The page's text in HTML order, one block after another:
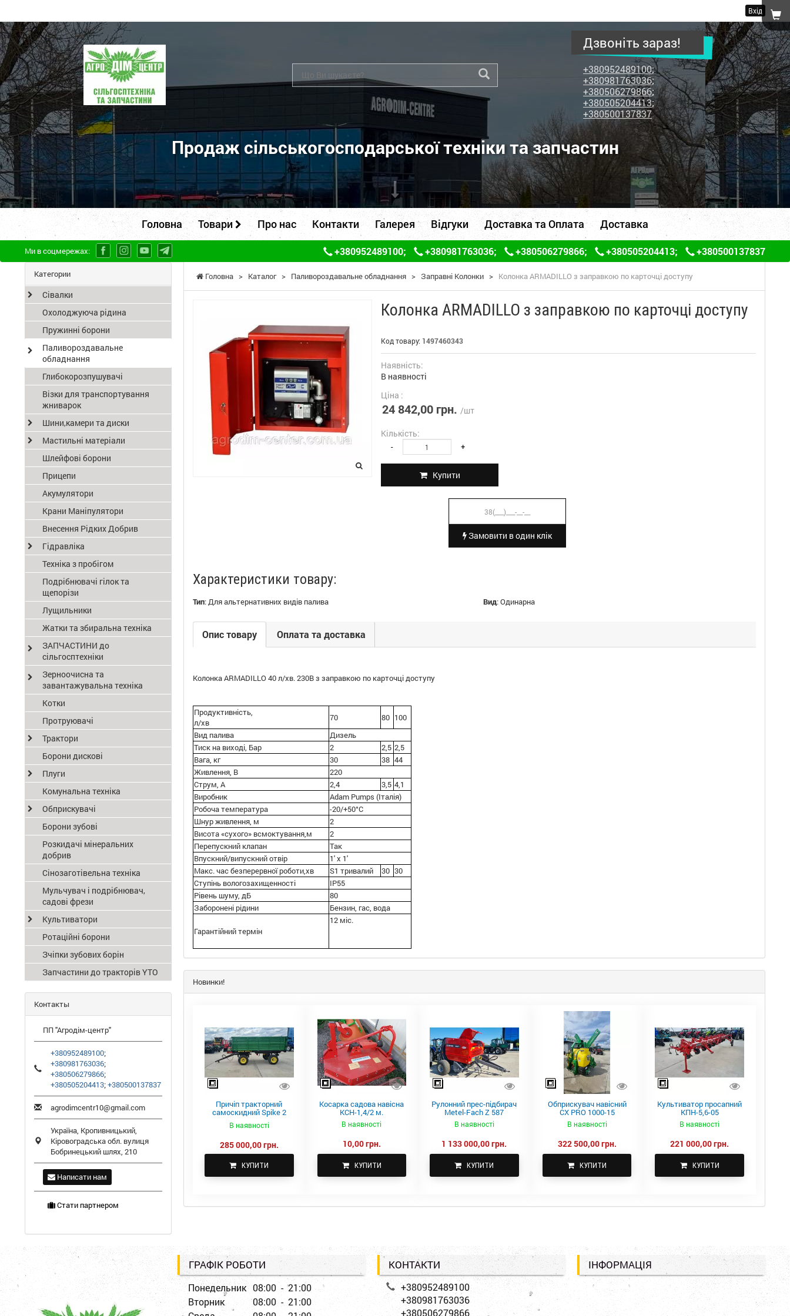
Вхід
ПП
"Агродім-
центр"
-
продаж
сільськогосподарської
техніки
та
запчастин
Дзвоніть зараз!
+380952489100;
+380981763036;
+380506279866;
+380505204413;
+380500137837
Продаж сільськогосподарської техніки та запчастин
Головна Товари Про нас Контакти Галерея Відгуки Доставка та Оплата Доставка
Ми в соцмережах: +380952489100; +380981763036; +380506279866; +380505204413; +380500137837
Головна > Каталог > Паливороздавальне обладнання > Заправні Колонки > Колонка ARMADILLO з заправкою по карточці доступу
Колонка ARMADILLO з заправкою по карточці доступу
Код товару: 1497460343
Наявність:
В наявності
Ціна :
24 842,00 грн. /шт
Кількість:
- +
Купити
Замовити в один клік
Характеристики товару:
Тип:Для альтернативних видів палива Вид:Одинарна
Опис товару Оплата та доставка
Колонка ARMADILLO 40 л/хв. 230В з заправкою по карточці доступу
Продуктивність,
л/хв
70 80 100
Вид палива
Дизель
Тиск на виході, Бар
2 2,5 2,5
Вага, кг
30 38 44
Живлення, В
220
Струм, А
2,4 3,5 4,1
Виробник
Adam Pumps (Італія)
Робоча температура
-20/+50°С
Шнур живлення, м
2
Висота «сухого» всмоктування,м
2
Перепускний клапан
Так
Впускний/випускний отвір
1' x 1'
Макс. час безперервної роботи,хв
S1 тривалий 30 30
Ступінь вологозахищенності
IP55
Рівень шуму, дБ
80
Заборонені рідини
Бензин, гас, вода
Гарантійний термін
12 міс.
Новинки!
Причіп тракторний
самоскидний Spike 2
В наявності
285 000,00 грн.
КУПИТИ
Косарка садова навісна
КСН-1,4/2 м.
В наявності
10,00 грн.
КУПИТИ
Рулонний прес-підбирач
Metel-Fach Z 587
В наявності
1 133 000,00 грн.
КУПИТИ
Обприскувач навісний
CX PRO 1000-15
В наявності
322 500,00 грн.
КУПИТИ
Культиватор просапний
КПН-5,6-05
В наявності
221 000,00 грн.
КУПИТИ
Категории
Сівалки
Охолоджуюча рідина
Пружинні борони
Паливороздавальне
обладнання
Глибокорозпушувачі
Візки для транспортування
жниварок
Шини,камери та диски
Мастильні матеріали
Шлейфові борони
Прицепи
Акумулятори
Крани Маніпулятори
Внесення Рідких Добрив
Гідравліка
Техніка з пробігом
Подрібнювачі гілок та
щепорізи
Лущильники
Жатки та збиральна техніка
ЗАПЧАСТИНИ до
сільгосптехніки
Зерноочисна та
завантажувальна техніка
Котки
Протруювачі
Трактори
Борони дискові
Плуги
Комунальна техніка
Обприскувачі
Борони зубові
Розкидачі мінеральних
добрив
Сінозаготівельна техніка
Мульчувач і подрібнювач,
садові фрези
Культиватори
Ротаційні борони
Зчіпки зубових борін
Запчастини до тракторів YTO
Контакты
ПП "Агродім-центр"
+380952489100;
+380981763036;
+380506279866;
+380505204413;+380500137837
agrodimcentr10@gmail.com
Україна, Кропивницький,
Кіровоградська обл. вулиця
Бобринецький шлях, 210
Написати нам
Стати партнером
ГРАФІК РОБОТИ
Понедельник 08:00 - 21:00
Вторник
08:00 - 21:00
КОНТАКТИ
+380952489100
+380981763036
+380506279866
ІНФОРМАЦІЯ